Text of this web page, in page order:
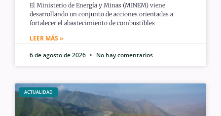
El Ministerio de Energía y Minas (MINEM) viene
desarrollando un conjunto de acciones orientadas a
fortalecer el abastecimiento de combustibles
LEER MÁS »
6 de agosto de 2026
No hay comentarios
ACTUALIDAD